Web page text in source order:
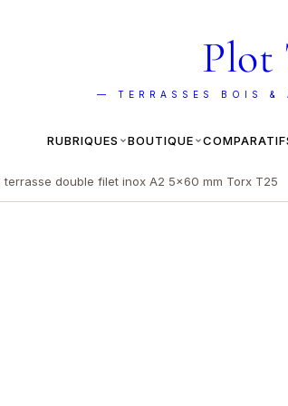
Plot
— TERRASSES BOIS &
RUBRIQUES BOUTIQUE
terrasse double filet inox A2 5x60 mm Torx T25